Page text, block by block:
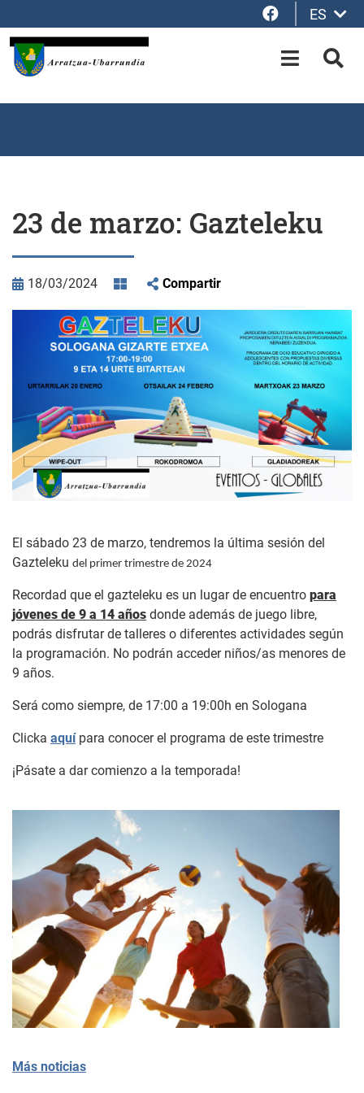
Facebook
ES
OPEN-
23 de marzo: Gazteleku
18/03/2024 Compartir
El sábado 23 de marzo, tendremos la última sesión del
Gazteleku del primer trimestre de 2024
Recordad que el gazteleku es un lugar de encuentro para
jóvenes de 9 a 14 años donde además de juego libre,
podrás disfrutar de talleres o diferentes actividades según
la programación. No podrán acceder niños/as menores de
9 años.
Será como siempre, de 17:00 a 19:00h en Sologana
Clicka aquípara conocer el programa de este trimestre
¡Pásate a dar comienzo a la temporada!
Más noticias